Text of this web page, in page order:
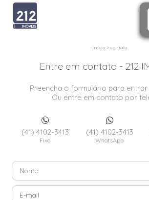
início> contato
Entre em contato - 212
Preencha o formulário para
Ou entre em contato por
(41) 4102-3413
Fixo
(41) 4102-3413
WhatsApp